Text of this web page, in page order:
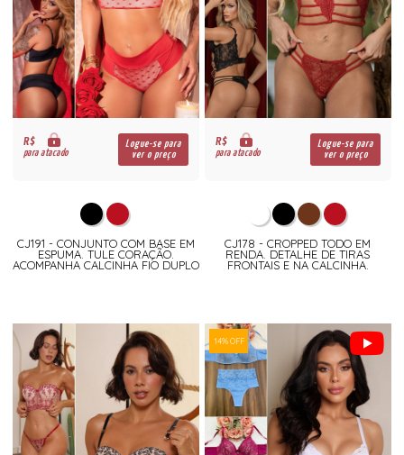
R$
para atacado
Logue-se para
ver o preço
CJ191 - CONJUNTO COM BASE EM
ESPUMA. TULE CORAÇÃO.
ACOMPANHA CALCINHA FIO DUPLO
R$
para atacado
Logue-se para
ver o preço
CJ178 - CROPPED TODO EM
RENDA. DETALHE DE TIRAS
FRONTAIS E NA CALCINHA.
14% OFF